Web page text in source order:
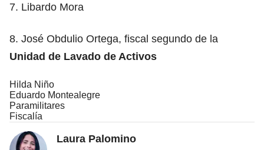
7. Libardo Mora
8. José Obdulio Ortega, fiscal segundo de la
Unidad de Lavado de Activos
Hilda Niño
Eduardo Montealegre
Paramilitares
Fiscalía
Laura Palomino